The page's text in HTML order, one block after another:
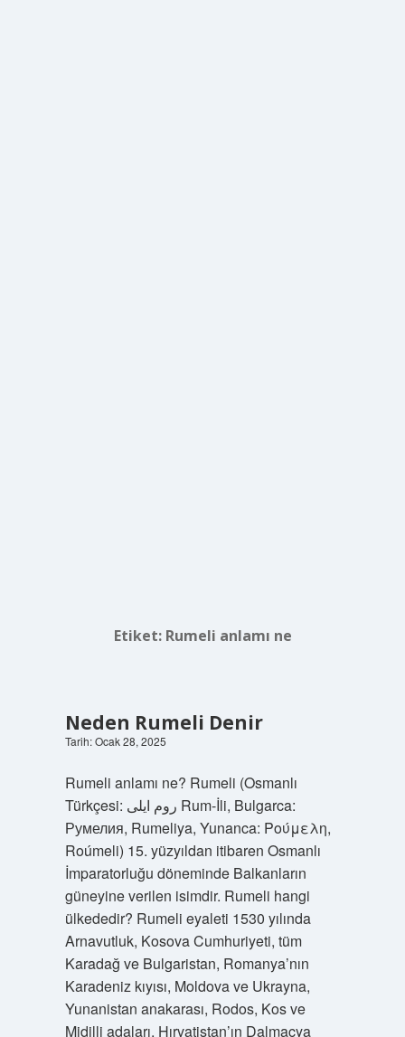
Etiket: Rumeli anlamı ne
Neden Rumeli Denir
Tarih: Ocak 28, 2025
Rumeli anlamı ne? Rumeli (Osmanlı
Türkçesi: روم ایلى Rum-İli, Bulgarca:
Румелия, Rumeliya, Yunanca: Ρούμελη,
Roúmeli) 15. yüzyıldan itibaren Osmanlı
İmparatorluğu döneminde Balkanların
güneyine verilen isimdir. Rumeli hangi
ülkededir? Rumeli eyaleti 1530 yılında
Arnavutluk, Kosova Cumhuriyeti, tüm
Karadağ ve Bulgaristan, Romanya’nın
Karadeniz kıyısı, Moldova ve Ukrayna,
Yunanistan anakarası, Rodos, Kos ve
Midilli adaları, Hırvatistan’ın Dalmaçya